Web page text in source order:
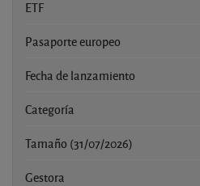
ETF
Pasaporte europeo
Fecha de lanzamiento
Categoría
Tamaño (31/07/2026)
Gestora